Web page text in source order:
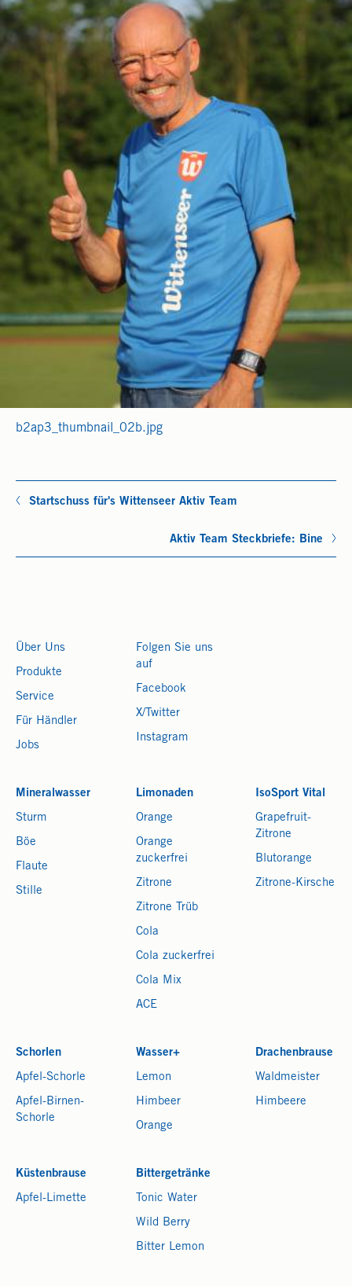
b2ap3_thumbnail_02b.jpg
Startschuss für's Wittenseer Aktiv Team
Aktiv Team Steckbriefe: Bine
Mineralwasser
Sturm
Böe
Flaute
Stille
Limonaden
Orange
Orange
zuckerfrei
Zitrone
Zitrone Trüb
Cola
Cola zuckerfrei
Cola Mix
ACE
IsoSport Vital
Grapefruit-
Zitrone
Blutorange
Zitrone-Kirsche
Schorlen
Apfel-Schorle
Apfel-Birnen-
Schorle
Wasser+
Lemon
Himbeer
Orange
Drachenbrause
Waldmeister
Himbeere
Küstenbrause
Apfel-Limette
Bittergetränke
Tonic Water
Wild Berry
Bitter Lemon
Über Uns
Produkte
Service
Für Händler
Jobs
Folgen Sie uns
auf
Facebook
X/Twitter
Instagram